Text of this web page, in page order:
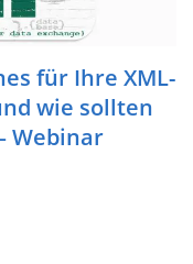
für Ihre XML-
wie sollten
Webinar